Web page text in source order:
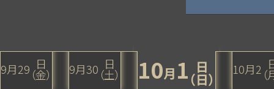
9月29 日
（金） 9月30 日
（土） 10月 1 日
（日）
10月2 （